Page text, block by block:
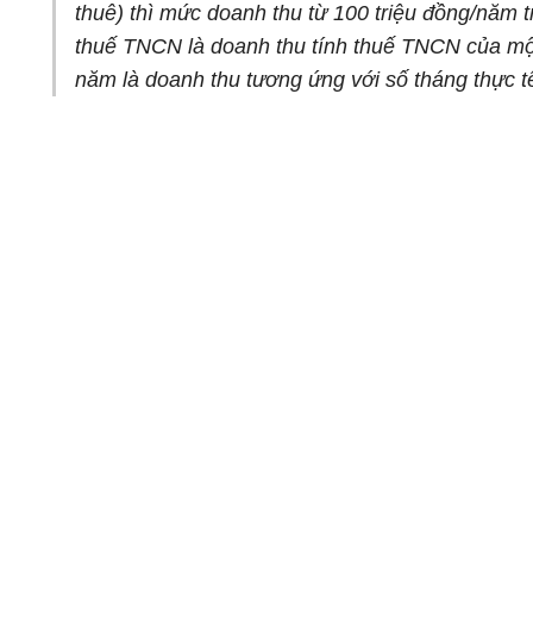
thuê) thì mức doanh thu từ 100 triệu đồng/năm
thuế TNCN là doanh thu tính thuế TNCN của
năm là doanh thu tương ứng với số tháng thực